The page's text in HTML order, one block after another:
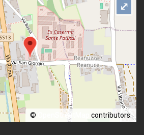
© OpenStreetMap contributors.
⤢